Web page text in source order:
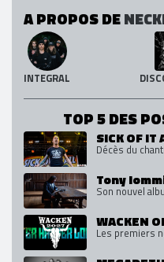
A PROPOS DE
INTEGRAL
TOP 5 DES
SICK OF IT
Décès du
Tony
Son nouvel
WACKEN
Les premiers